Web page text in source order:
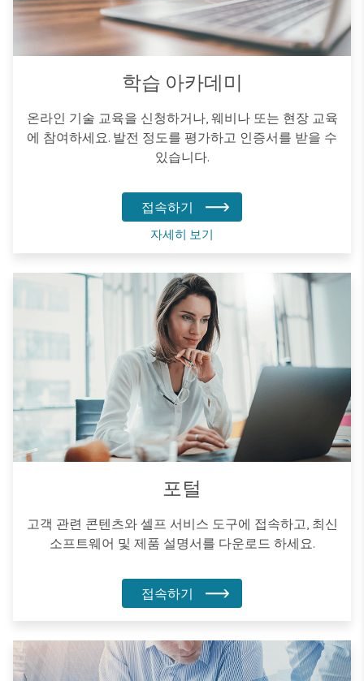
학습 아카데미
온라인 기술 교육을 신청하거나, 웨비나 또는 현장 교육
에 참여하세요. 발전 정도를 평가하고 인증서를 받을 수
있습니다.
접속하기
자세히 보기
포털
고객 관련 콘텐츠와 셀프 서비스 도구에 접속하고, 최신
소프트웨어 및 제품 설명서를 다운로드 하세요.
접속하기